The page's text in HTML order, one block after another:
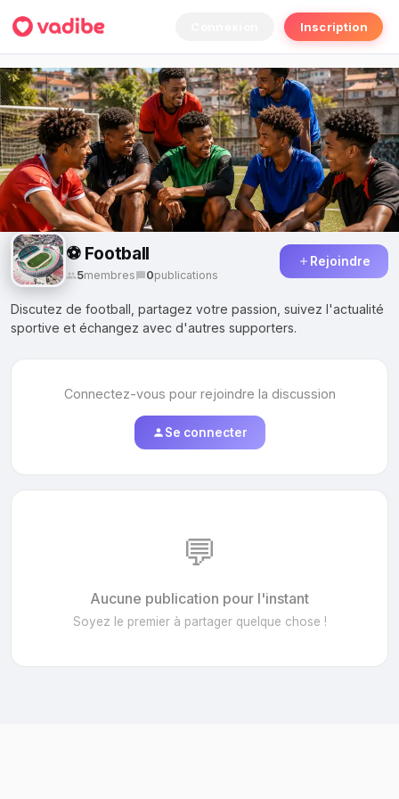
Inscription
⚽ Football
5membres 0publications
Rejoindre
Discutez de football, partagez votre passion, suivez l'actualité
sportive et échangez avec d'autres supporters.
Connectez-vous pour rejoindre la discussion
Se connecter
💬
Aucune publication pour l'instant
Soyez le premier à partager quelque chose !